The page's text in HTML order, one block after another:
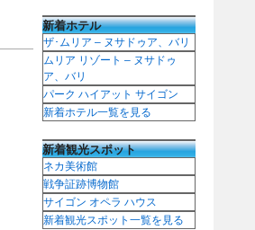
新着ホテル
ザ･ムリア – ヌサドゥア、バリ
ムリア リゾート – ヌサドゥ
ア、バリ
パーク ハイアット サイゴン
新着ホテル一覧を見る
新着観光スポット
ネカ美術館
戦争証跡博物館
サイゴン オペラ ハウス
新着観光スポット一覧を見る